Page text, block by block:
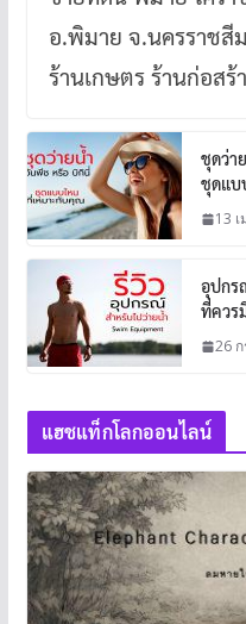
อ.พิมาย จ.นครราชสี
ร้านเกษตร ร้านก่อส
ชุดว่า
ชุดแบ
13
อุปกร
ที่ควร
26
แฮชแท็กโลกออนไลน์